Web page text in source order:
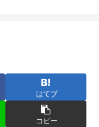
はてブ
コピー